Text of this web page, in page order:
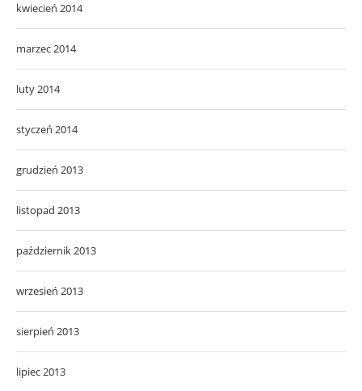
kwiecień 2014
marzec 2014
luty 2014
styczeń 2014
grudzień 2013
listopad 2013
październik 2013
wrzesień 2013
sierpień 2013
lipiec 2013